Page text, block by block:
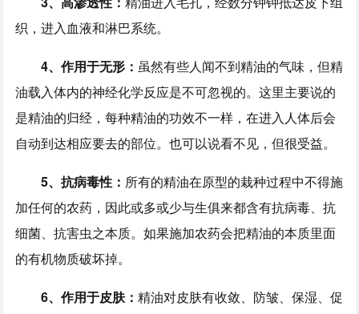
织，进入血液和淋巴系统。
4、作用于无形：虽然有些人闻不到精油的气味，但精
油载入体内的神经化学反应是不可忽视的。这里主要说的
是精油的归经，每种精油的功效不一样，在进入人体后会
自动到达相应要去的部位。也可以说看不见，但很受益。
5、抗病毒性： 所有的精油在原型的栽种过程中不得施
加任何的农药，因此或多或少与生俱来都含有抗病毒、抗
细菌、抗害虫之本质。如果施加农药会把精油的本质里面
的有机物质破坏掉。
6、作用于皮肤：精油对皮肤有收敛、防皱、保湿、促